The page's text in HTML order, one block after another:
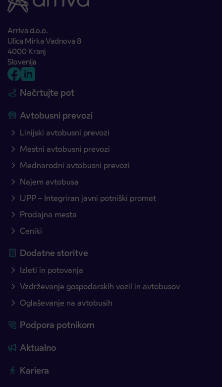
Arriva d.o.o.
Ulica Mirka Vadnova 8
4000 Kranj
Slovenija
Načrtujte pot
Avtobusni prevozi
Linijski avtobusni prevozi
Mestni avtobusni prevozi
Mednarodni avtobusni prevozi
Najem avtobusa
IJPP – Integriran javni potniški promet
Prodajna mesta
Ceniki
Dodatne storitve
Izleti in potovanja
Vzdrževanje gospodarskih vozil in avtobusov
Oglaševanje na avtobusih
Podpora potnikom
Aktualno
Kariera